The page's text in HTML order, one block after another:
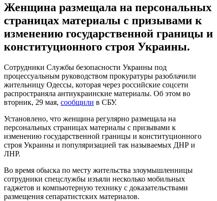
Женщина размещала на персональных
страницах материалы с призывами к
изменению государственной границы и
конституционного строя Украины.
Сотрудники Службы безопасности Украины под
процессуальным руководством прокуратуры разоблачили
жительницу Одессы, которая через российские соцсети
распространяла антиукраинские материалы. Об этом во
вторник, 29 мая, сообщили в СБУ.
Установлено, что женщина регулярно размещала на
персональных страницах материалы с призывами к
изменению государственной границы и конституционного
строя Украины и популяризацией так называемых ДНР и
ЛНР.
Во время обыска по месту жительства злоумышленницы
сотрудники спецслужбы изъяли несколько мобильных
гаджетов и компьютерную технику с доказательствами
размещения сепаратистских материалов.